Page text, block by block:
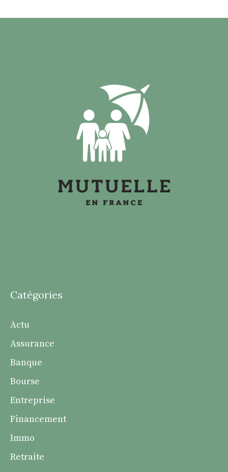
Catégories
Actu
Assurance
Banque
Bourse
Entreprise
Financement
Immo
Retraite